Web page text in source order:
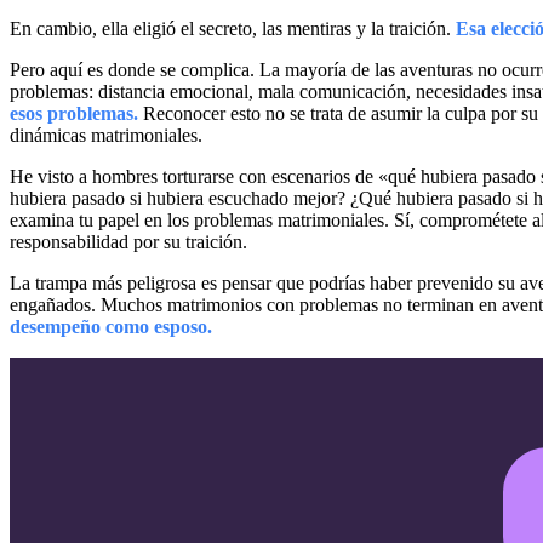
En cambio, ella eligió el secreto, las mentiras y la traición. Esa
Pero aquí es donde se complica. La mayoría de las aventuras no
problemas: distancia emocional, mala comunicación, necesidades
esos problemas. Reconocer esto no se trata de asumir la culpa por
dinámicas matrimoniales.
He visto a hombres torturarse con escenarios de «qué hubiera
hubiera pasado si hubiera escuchado mejor? ¿Qué hubiera pasado
examina tu papel en los problemas matrimoniales. Sí, comprométete
responsabilidad por su traición.
La trampa más peligrosa es pensar que podrías haber prevenido su
engañados. Muchos matrimonios con problemas no terminan en
desempeño como esposo.